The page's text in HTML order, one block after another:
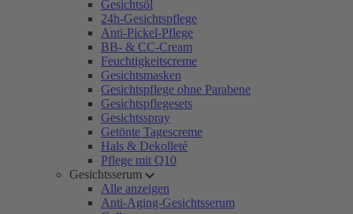
Gesichtsöl
24h-Gesichtspflege
Anti-Pickel-Pflege
BB- & CC-Cream
Feuchtigkeitscreme
Gesichtsmasken
Gesichtspflege ohne Parabene
Gesichtspflegesets
Gesichtsspray
Getönte Tagescreme
Hals & Dekolleté
Pflege mit Q10
Gesichtsserum
Alle anzeigen
Anti-Aging-Gesichtsserum